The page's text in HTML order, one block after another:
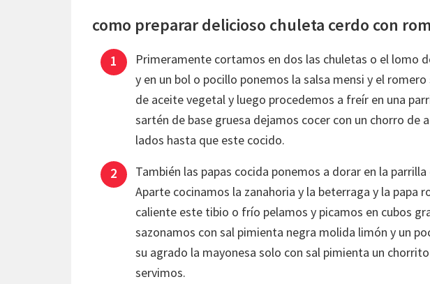
como preparar delicioso chuleta cerdo con
Primeramente cortamos en dos las chuletas o el lomo
y en un bol o pocillo ponemos la salsa mensi y el
de aceite vegetal y luego procedemos a freír en una
sartén de base gruesa dejamos cocer con un chorro de
lados hasta que este cocido.
También las papas cocida ponemos a dorar en la
Aparte cocinamos la zanahoria y la beterraga y la papa
caliente este tibio o frío pelamos y picamos en cubos
sazonamos con sal pimienta negra molida limón y un
su agrado la mayonesa solo con sal pimienta un
servimos.